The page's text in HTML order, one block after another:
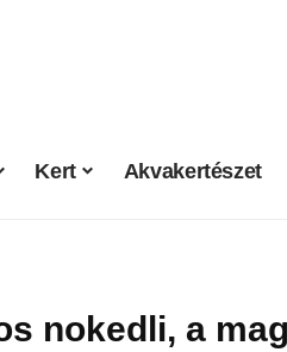
Kert Akvakertészet
nokedli, a